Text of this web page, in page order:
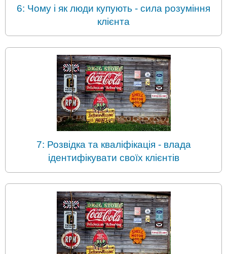
6: Чому і як люди купують - сила розуміння
клієнта
7: Розвідка та кваліфікація - влада
ідентифікувати своїх клієнтів